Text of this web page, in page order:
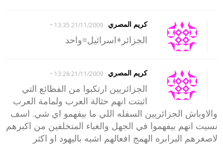
كريم المصري 21/11/2009 13:35
-
الجزائر+اسرائيل=واحد
كريم المصري 21/11/2009 13:28
-
الجزائريين ارتكبوا من الفظائع التي
اثبتت انهم حثالة العرب ولمامة العرب
والاوباش الجزائريين السفله اللي ما بيفهمو اي شي. اسف
نسيت انهم بيفهموا في الجهل والغباء المتخلفين من اكبرهم
لاصغرهم البرابره الهمج افعالهم اشبه باليهود او اكثر